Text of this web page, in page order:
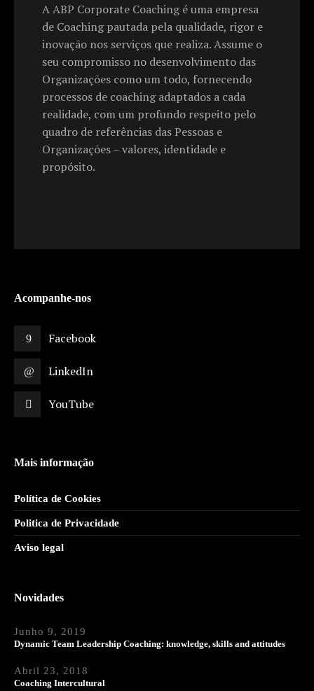
A ABP Corporate Coaching é uma empresa
de Coaching pautada pela qualidade, rigor e
inovação nos serviços que realiza. Assume o
seu compromisso no desenvolvimento das
Organizações como um todo, fornecendo
processos de coaching adaptados a cada
realidade, com um profundo respeito pelo
quadro de referências das Pessoas e
Organizações – valores, identidade e
propósito.
Acompanhe-nos
Facebook
LinkedIn
YouTube
Mais informação
Política de Cookies
Politica de Privacidade
Aviso legal
Novidades
Junho 9, 2019
Dynamic Team Leadership Coaching: knowledge, skills and attitudes
Abril 23, 2018
Coaching Intercultural